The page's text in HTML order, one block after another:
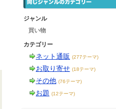
ジャンル
買い物
カテゴリー
ネット通販 (277テーマ)
お取り寄せ (18テーマ)
その他 (76テーマ)
お題 (12テーマ)